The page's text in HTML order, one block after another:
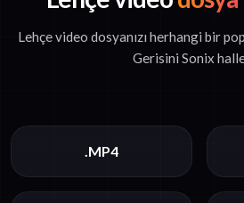
Lehçe video dosyanızı herhangi bir
Gerisini Sonix
.MP4